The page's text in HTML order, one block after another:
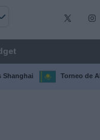
Shanghai Torneo de